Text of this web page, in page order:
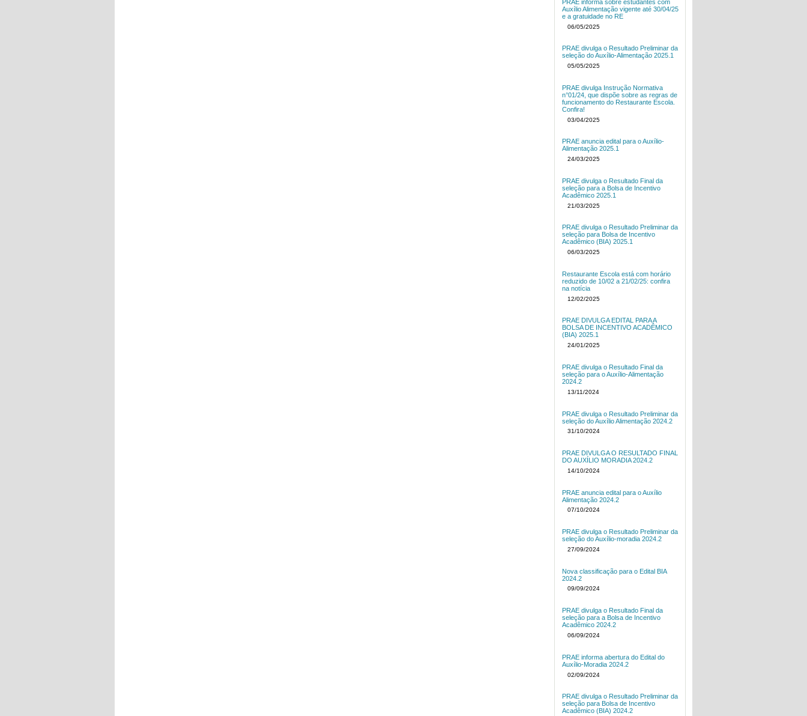
PRAE informa sobre estudantes com
Auxílio Alimentação vigente até 30/04/25
e a gratuidade no RE
06/05/2025
PRAE divulga o Resultado Preliminar da
seleção do Auxílio-Alimentação 2025.1
05/05/2025
PRAE divulga Instrução Normativa
n°01/24, que dispõe sobre as regras de
funcionamento do Restaurante Escola.
Confira!
03/04/2025
PRAE anuncia edital para o Auxílio-
Alimentação 2025.1
24/03/2025
PRAE divulga o Resultado Final da
seleção para a Bolsa de Incentivo
Acadêmico 2025.1
21/03/2025
PRAE divulga o Resultado Preliminar da
seleção para Bolsa de Incentivo
Acadêmico (BIA) 2025.1
06/03/2025
Restaurante Escola está com horário
reduzido de 10/02 a 21/02/25: confira
na notícia
12/02/2025
PRAE DIVULGA EDITAL PARA A
BOLSA DE INCENTIVO ACADÊMICO
(BIA) 2025.1
24/01/2025
PRAE divulga o Resultado Final da
seleção para o Auxílio-Alimentação
2024.2
13/11/2024
PRAE divulga o Resultado Preliminar da
seleção do Auxílio Alimentação 2024.2
31/10/2024
PRAE DIVULGA O RESULTADO FINAL
DO AUXÍLIO MORADIA 2024.2
14/10/2024
PRAE anuncia edital para o Auxílio
Alimentação 2024.2
07/10/2024
PRAE divulga o Resultado Preliminar da
seleção do Auxílio-moradia 2024.2
27/09/2024
Nova classificação para o Edital BIA
2024.2
09/09/2024
PRAE divulga o Resultado Final da
seleção para a Bolsa de Incentivo
Acadêmico 2024.2
06/09/2024
PRAE informa abertura do Edital do
Auxílio-Moradia 2024.2
02/09/2024
PRAE divulga o Resultado Preliminar da
seleção para Bolsa de Incentivo
Acadêmico (BIA) 2024.2